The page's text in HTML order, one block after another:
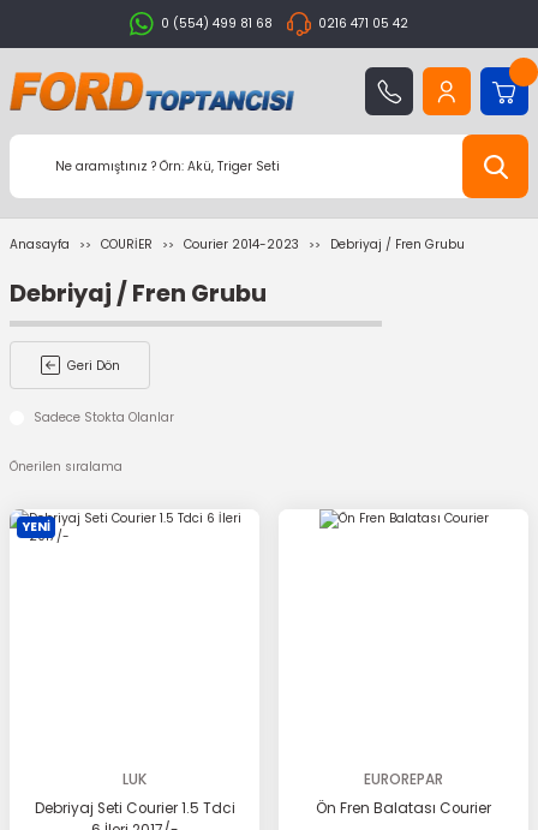
0 (554) 499 81 68 0216 471 05 42
Anasayfa COURİER Courier 2014-2023 Debriyaj / Fren Grubu
Debriyaj / Fren Grubu
Geri Dön
Sadece Stokta Olanlar
YENİ
LUK
Debriyaj Seti Courier 1.5 Tdci
EUROREPAR
Ön Fren Balatası Courier